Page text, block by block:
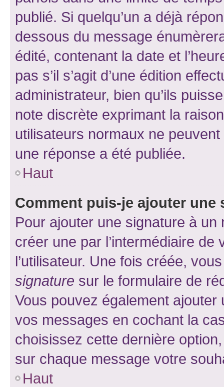
publié. Si quelqu’un a déjà
dessous du message
édité, contenant la date et
pas s’il s’agit d’une édition
administrateur, bien qu’ils
note discrète exprimant la
utilisateurs normaux ne
une réponse a été publiée.
Haut
Comment puis-je ajouter une
Pour ajouter une signature à un
créer une par l’intermédiaire
l’utilisateur. Une fois créée,
signature sur le formulaire de
Vous pouvez également
vos messages en cochant la
choisissez cette dernière
sur chaque message votre
Haut